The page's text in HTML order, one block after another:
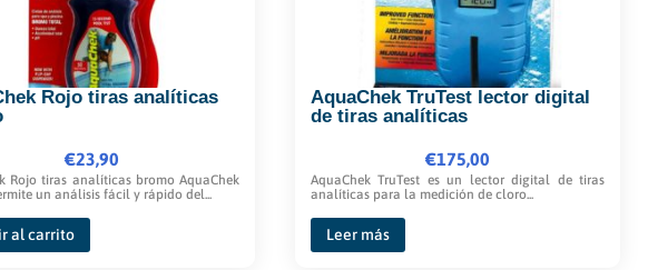
elegir
en
la
página
Rojo tiras analíticas
€23,90
Rojo tiras analíticas bromo AquaChek
un análisis fácil y rápido del...
al carrito
AquaChek TruTest lector digital
de tiras analíticas
€175,00
AquaChek TruTest es un lector digital de tiras
analíticas para la medición de cloro...
Leer más